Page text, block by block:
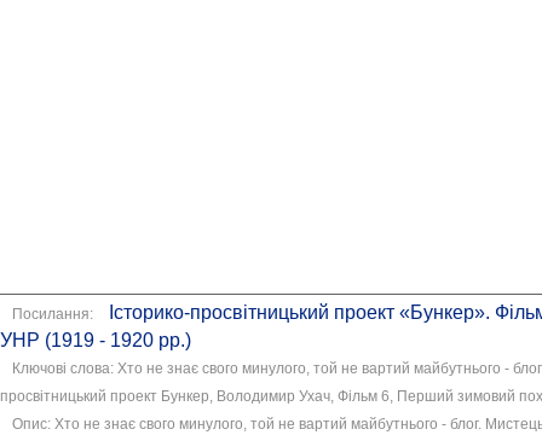
Посилання:
Історико-просвітницький проект «Бункер».
УНР (1919 - 1920 рр.)
Ключові слова: Хто не знає свого минулого, той не вартий майбутнього -
просвітницький проект Бункер, Володимир Ухач, Фільм 6, Перший зимовий
Опис: Хто не знає свого минулого, той не вартий майбутнього - блог.